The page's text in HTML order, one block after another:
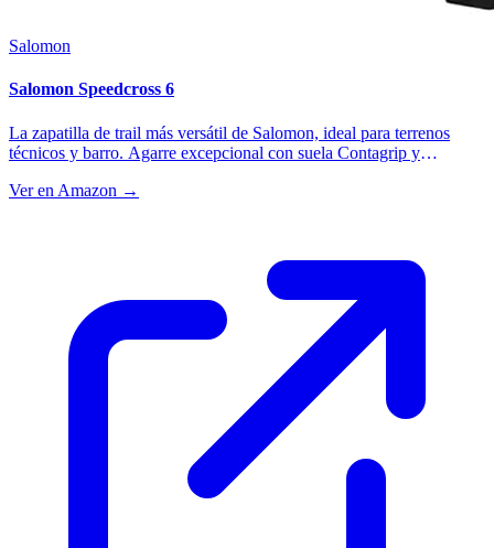
Salomon
Salomon Speedcross 6
La zapatilla de trail más versátil de Salomon, ideal para terrenos
técnicos y barro. Agarre excepcional con suela Contagrip y
Ver en Amazon →